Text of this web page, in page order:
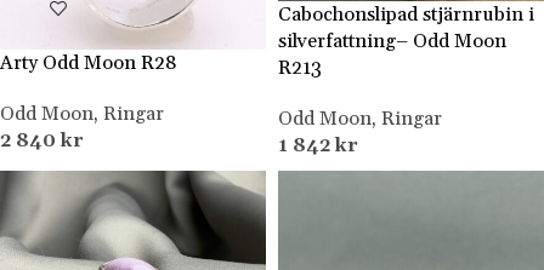
Arty Odd Moon R28
Odd Moon, Ringar
2 840kr
Cabochonslipad stjärnrubin i
silverfattning– Odd Moon
R213
Odd Moon, Ringar
1 842kr